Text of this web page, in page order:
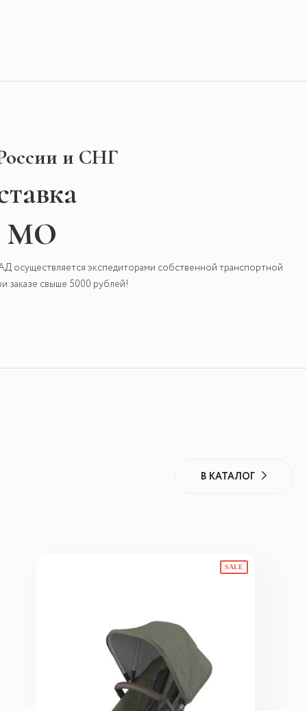
и СНГ
МО
осуществляется экспедиторами собственной транспортной
заказе свыше 5000 рублей!
В КАТАЛОГ
SALE